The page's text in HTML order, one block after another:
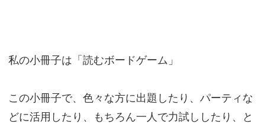
私の小冊子は「読むボードゲーム」
この小冊子で、色々な方に出題したり、パーティな
どに活用したり、もちろん一人で力試ししたり、と